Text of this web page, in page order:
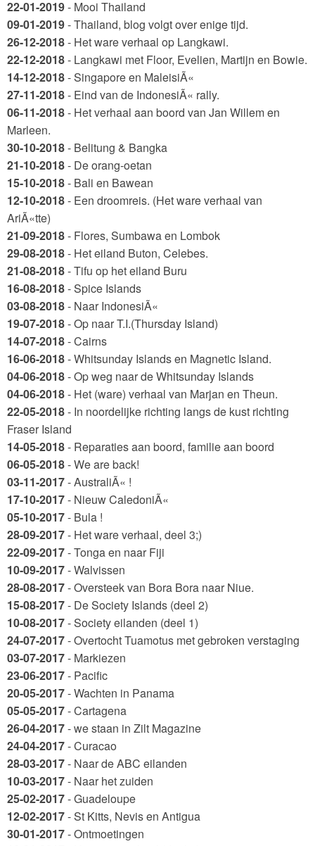
22-01-2019- Mooi Thailand
09-01-2019- Thailand, blog volgt over enige tijd.
26-12-2018- Het ware verhaal op Langkawi.
22-12-2018- Langkawi met Floor, Evelien, Martijn en Bowie.
14-12-2018- Singapore en MaleisiÃ«
27-11-2018- Eind van de IndonesiÃ« rally.
06-11-2018- Het verhaal aan boord van Jan Willem en
Marleen.
30-10-2018- Belitung & Bangka
21-10-2018- De orang-oetan
15-10-2018- Bali en Bawean
12-10-2018- Een droomreis. (Het ware verhaal van
AriÃ«tte)
21-09-2018- Flores, Sumbawa en Lombok
29-08-2018- Het eiland Buton, Celebes.
21-08-2018- Tifu op het eiland Buru
16-08-2018- Spice Islands
03-08-2018- Naar IndonesiÃ«
19-07-2018- Op naar T.I.(Thursday Island)
14-07-2018- Cairns
16-06-2018- Whitsunday Islands en Magnetic Island.
04-06-2018- Op weg naar de Whitsunday Islands
04-06-2018- Het (ware) verhaal van Marjan en Theun.
22-05-2018- In noordelijke richting langs de kust richting
Fraser Island
14-05-2018- Reparaties aan boord, familie aan boord
06-05-2018- We are back!
03-11-2017- AustraliÃ« !
17-10-2017- Nieuw CaledoniÃ«
05-10-2017- Bula !
28-09-2017- Het ware verhaal, deel 3;)
22-09-2017- Tonga en naar Fiji
10-09-2017- Walvissen
28-08-2017- Oversteek van Bora Bora naar Niue.
15-08-2017- De Society Islands (deel 2)
10-08-2017- Society eilanden (deel 1)
24-07-2017- Overtocht Tuamotus met gebroken verstaging
03-07-2017- Markiezen
23-06-2017- Pacific
20-05-2017- Wachten in Panama
05-05-2017- Cartagena
26-04-2017- we staan in Zilt Magazine
24-04-2017- Curacao
28-03-2017- Naar de ABC eilanden
10-03-2017- Naar het zuiden
25-02-2017- Guadeloupe
12-02-2017- St Kitts, Nevis en Antigua
30-01-2017- Ontmoetingen